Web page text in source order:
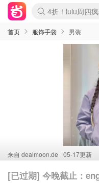
Boticinal 夏促开
4折！lulu周四
还没结束！
Joybuy变相75折
速领！Stanley独
疑似霸哥！
Zalando 奥莱闪
Moncler反季囤
Coach Brooklyn
首页 服饰手袋 男装
来自 dealmoon.de 05-17更新
[已过期] 今晚截止：